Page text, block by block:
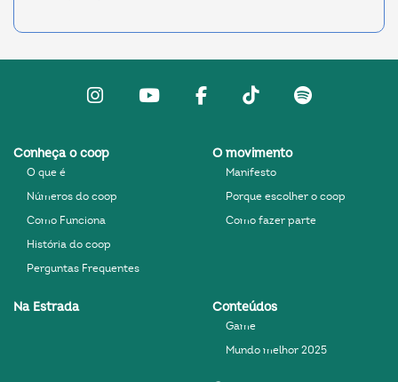
InstagramYoutubefacebookTiktokSpotify
Conheça o coop
O que é
Números do coop
Como Funciona
História do coop
Perguntas Frequentes
O movimento
Manifesto
Porque escolher o coop
Como fazer parte
Na Estrada Conteúdos
Game
Mundo melhor 2025